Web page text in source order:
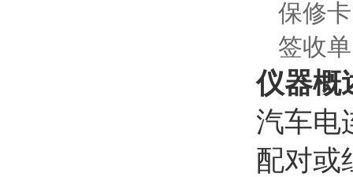
保修卡
签收单
仪器概
汽车电
配对或